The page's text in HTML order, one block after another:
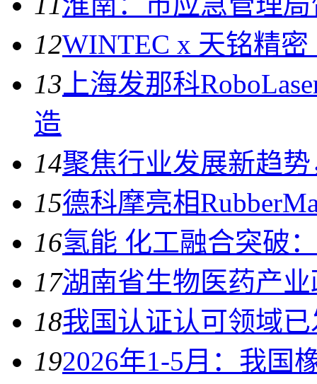
12WINTEC x 天铭精
13 上海发那科
造
14聚焦行业发展新趋
15德科摩亮相
16氢能 化工融合突破
17湖南省生物医药产
18我国认证认可领域
192026年1-5月：我国